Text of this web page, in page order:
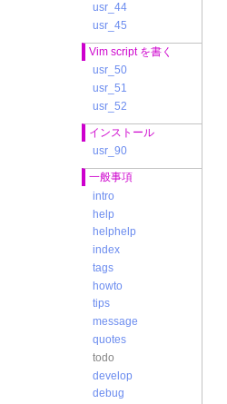
usr_44
usr_45
Vim script を書く
usr_50
usr_51
usr_52
インストール
usr_90
一般事項
intro
help
helphelp
index
tags
howto
tips
message
quotes
todo
develop
debug